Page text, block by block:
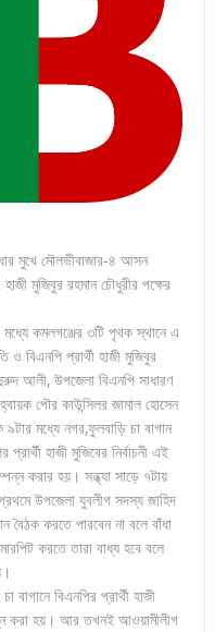
মুখে মৌলভীবাজার-৪ আসন
মুজিবুর রহমান চৌধুরীর পক্ষের
কমলগঞ্জের ৩টি পৃথক স্থানে এ
বিএনপি প্রার্থী হাজী মুজিবুর
দুরুদ আলী, উপজেলা বিএনপি সাধারণ
পৌর কাউন্সিলর জামাল হোসেন
মধ্যে নগর,ফুলবাড়ি চা বাগান
হাজী মুজিবের নির্বাচনী এই
করার হয়। সন্ধ্যা সাড়ে ৭টায়
উপজেলা যুবলীগ সদস্য জাহিদ
বৈঠক করতে পারবেন না বলে বাঁধা
করতে তারা বাধ্য হবে বলে
বিএনপির প্রার্থী হাজী
করা হয়। আর তখনই আওয়ামীলীগ